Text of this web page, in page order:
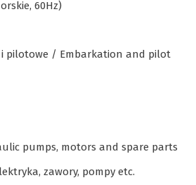
60Hz)
i pilotowe / Embarkation and pilot
pumps, motors and spare parts
zawory, pompy etc.